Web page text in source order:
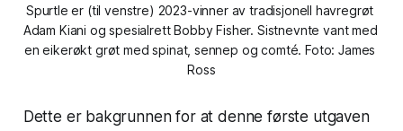
Spurtle er (til venstre) 2023-vinner av tradisjonell havregrøt
Adam Kiani og spesialrett Bobby Fisher. Sistnevnte vant med
en eikerøkt grøt med spinat, sennep og comté. Foto: James
Ross
Dette er bakgrunnen for at denne første utgaven